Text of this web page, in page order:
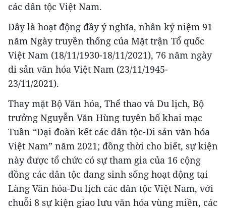
các dân tộc Việt Nam.
Đây là hoạt động đầy ý nghĩa, nhân kỷ niệm 91
năm Ngày truyền thống của Mặt trận Tổ quốc
Việt Nam (18/11/1930-18/11/2021), 76 năm ngày
di sản văn hóa Việt Nam (23/11/1945-
23/11/2021).
Thay mặt Bộ Văn hóa, Thể thao và Du lịch, Bộ
trưởng Nguyễn Văn Hùng tuyên bố khai mạc
Tuần “Đại đoàn kết các dân tộc-Di sản văn hóa
Việt Nam” năm 2021; đồng thời cho biết, sự kiện
này được tổ chức có sự tham gia của 16 cộng
đồng các dân tộc đang sinh sống hoạt động tại
Làng Văn hóa-Du lịch các dân tộc Việt Nam, với
chuỗi 8 sự kiện giao lưu văn hóa vùng miền, các